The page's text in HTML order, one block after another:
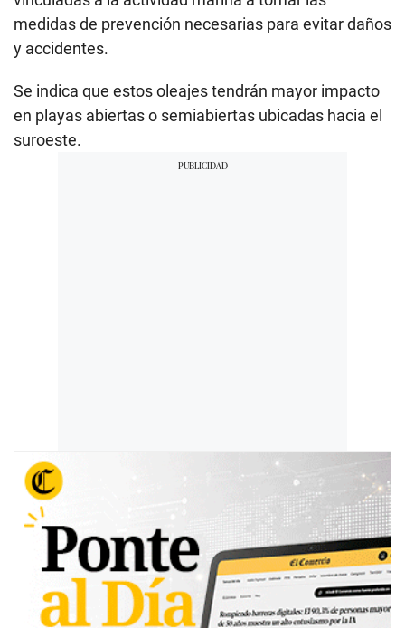
medidas de prevención necesarias para evitar daños
y accidentes.
Se indica que estos oleajes tendrán mayor impacto
en playas abiertas o semiabiertas ubicadas hacia el
suroeste.